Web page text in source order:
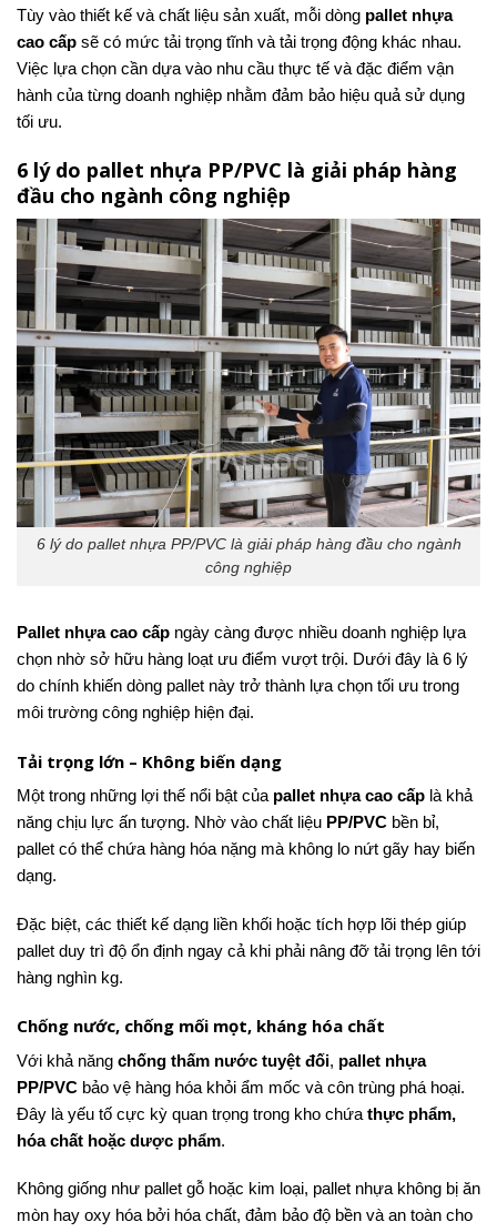
Tùy vào thiết kế và chất liệu sản xuất, mỗi dòng pallet nhựa
cao cấp sẽ có mức tải trọng tĩnh và tải trọng động khác nhau.
Việc lựa chọn cần dựa vào nhu cầu thực tế và đặc điểm vận
hành của từng doanh nghiệp nhằm đảm bảo hiệu quả sử dụng
tối ưu.
6 lý do pallet nhựa PP/PVC là giải pháp hàng
đầu cho ngành công nghiệp
6 lý do pallet nhựa PP/PVC là giải pháp hàng đầu cho ngành
công nghiệp
Pallet nhựa cao cấp ngày càng được nhiều doanh nghiệp lựa
chọn nhờ sở hữu hàng loạt ưu điểm vượt trội. Dưới đây là 6 lý
do chính khiến dòng pallet này trở thành lựa chọn tối ưu trong
môi trường công nghiệp hiện đại.
Tải trọng lớn – Không biến dạng
Một trong những lợi thế nổi bật của pallet nhựa cao cấp là khả
năng chịu lực ấn tượng. Nhờ vào chất liệu PP/PVC bền bỉ,
pallet có thể chứa hàng hóa nặng mà không lo nứt gãy hay biến
dạng.
Đặc biệt, các thiết kế dạng liền khối hoặc tích hợp lõi thép giúp
pallet duy trì độ ổn định ngay cả khi phải nâng đỡ tải trọng lên tới
hàng nghìn kg.
Chống nước, chống mối mọt, kháng hóa chất
Với khả năng chống thấm nước tuyệt đối, pallet nhựa
PP/PVC bảo vệ hàng hóa khỏi ẩm mốc và côn trùng phá hoại.
Đây là yếu tố cực kỳ quan trọng trong kho chứa thực phẩm,
hóa chất hoặc dược phẩm.
Không giống như pallet gỗ hoặc kim loại, pallet nhựa không bị ăn
mòn hay oxy hóa bởi hóa chất, đảm bảo độ bền và an toàn cho